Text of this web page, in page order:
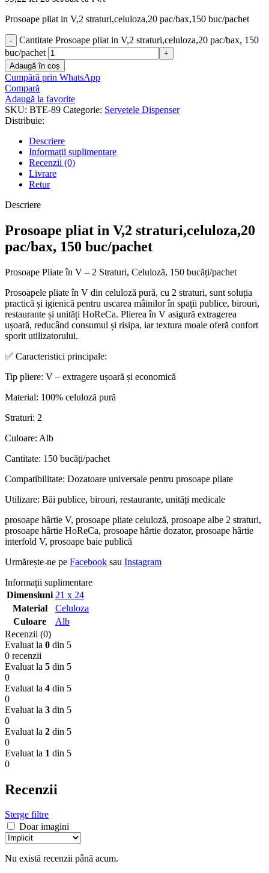
Prosoape pliat in V,2 straturi,celuloza,20 pac/bax,150 buc/pachet
Cantitate Prosoape pliat in V,2 straturi,celuloza,20 pac/bax, 150
buc/pachet
Adaugă în coș
Cumpără prin WhatsApp
Compară
Adaugă la favorite
SKU: BTE-89 Categorie: Servetele Dispenser
Distribuie:
Descriere
Informații suplimentare
Recenzii (0)
Livrare
Retur
Descriere
Prosoape pliat in V,2 straturi,celuloza,20
pac/bax, 150 buc/pachet
Prosoape Pliate în V – 2 Straturi, Celuloză, 150 bucăți/pachet
Prosoapele pliate în V din celuloză pură, cu 2 straturi, sunt soluția
practică și igienică pentru uscarea mâinilor în spații publice, birouri,
restaurante și unități HoReCa. Plierea în V asigură extragerea
ușoară, reducând consumul și risipa, iar textura moale oferă confort
sporit utilizatorului.
✅ Caracteristici principale:
Tip pliere: V – extragere ușoară și economică
Material: 100% celuloză pură
Straturi: 2
Culoare: Alb
Cantitate: 150 bucăți/pachet
Compatibilitate: Dozatoare universale pentru prosoape pliate
Utilizare: Băi publice, birouri, restaurante, unități medicale
prosoape hârtie V, prosoape pliate celuloză, prosoape albe 2 straturi,
prosoape hârtie HoReCa, prosoape hârtie dozator, prosoape hârtie
interfold V, prosoape baie publică
Urmărește-ne pe Facebook sau Instagram
Informații suplimentare
Dimensiuni 21 x 24
Material
Celuloza
Culoare
Alb
Recenzii (0)
Evaluat la 0 din 5
0 recenzii
Evaluat la 5 din 5
0
Evaluat la 4 din 5
0
Evaluat la 3 din 5
0
Evaluat la 2 din 5
0
Evaluat la 1 din 5
0
Recenzii
Sterge filtre
Doar imagini
Nu există recenzii până acum.